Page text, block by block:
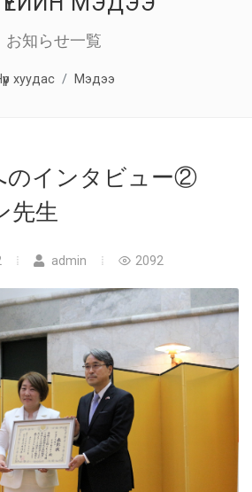
お知らせ一覧
хуудас Мэдээ
のインタビュー②
先生
admin 2092